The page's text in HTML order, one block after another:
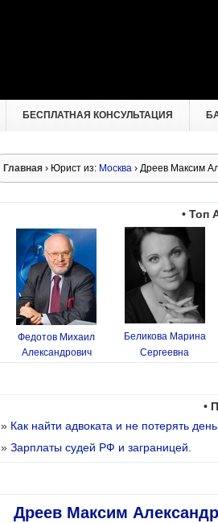
БЕСПЛАТНАЯ КОНСУЛЬТАЦИЯ
Главная › Юрист из: Москва › Дреев Максим
• Топ
Федотов Михаил
Александрович
Беликова Марина
Сергеевна
•
» Как найти адвоката и не потерять
» Зарплаты судей РФ и заграницей.
Дреев Максим